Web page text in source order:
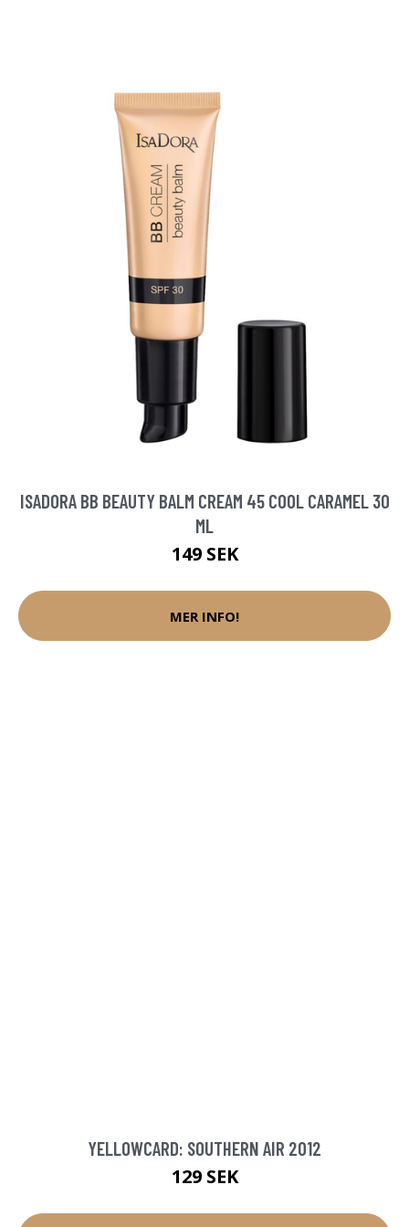
ISADORA BB BEAUTY BALM CREAM 45 COOL CARAMEL 30
ML
149 SEK
MER INFO!
YELLOWCARD: SOUTHERN AIR 2012
129 SEK